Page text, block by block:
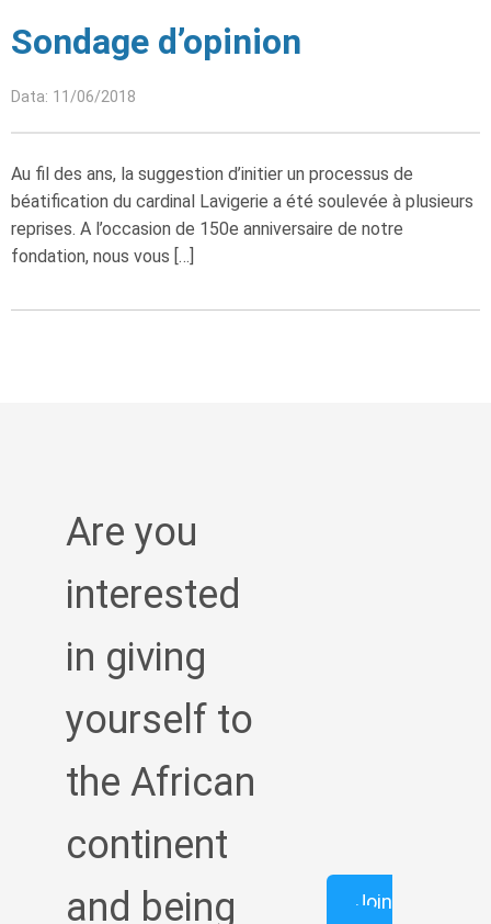
Sondage d’opinion
Data: 11/06/2018
Au fil des ans, la suggestion d’initier un processus de
béatification du cardinal Lavigerie a été soulevée à plusieurs
reprises. A l’occasion de 150e anniversaire de notre
fondation, nous vous […]
Are you
interested
in giving
yourself to
the African
continent
and being
Join